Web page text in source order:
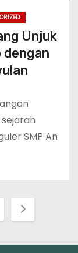
Unjuk
dengan
SMP An